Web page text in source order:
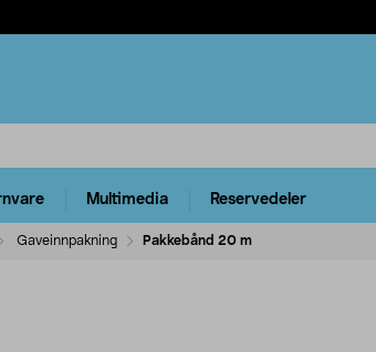
Multimedia Reservedeler
Gaveinnpakning Pakkebånd 20 m